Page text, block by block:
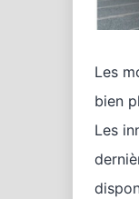
Les
bien
Les